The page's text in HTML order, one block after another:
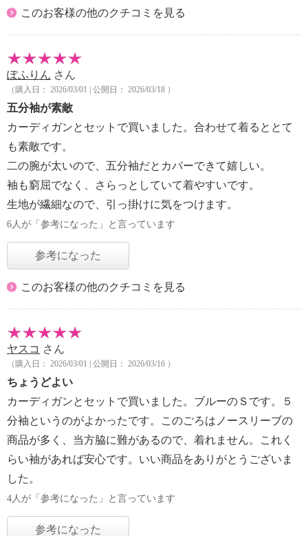
このお客様の他のクチコミを見る
ぽふりん さん
（購入日： 2026/03/01 | 公開日： 2026/03/18 ）
五分袖が素敵
カーディガンとセットで買いました。合わせて着るととて
も素敵です。
二の腕が太いので、五分袖だとカバーできて嬉しい。
袖も窮屈でなく、さらっとしていて着やすいです。
生地が繊細なので、引っ掛けに気をつけます。
6人が「参考になった」と言っています
参考になった
このお客様の他のクチコミを見る
ヤスコ さん
（購入日： 2026/03/01 | 公開日： 2026/03/16 ）
ちょうどよい
カーディガンとセットで買いました。ブルーのＳです。５
分袖というのがよかったです。このごろはノースリーブの
商品が多く、当方脇に難があるので、着れません。これく
らい袖があれば安心です。いい商品をありがとうございま
した。
4人が「参考になった」と言っています
参考になった